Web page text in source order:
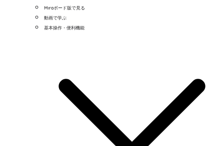
Miroボード版で見る
動画で学ぶ
基本操作・便利機能